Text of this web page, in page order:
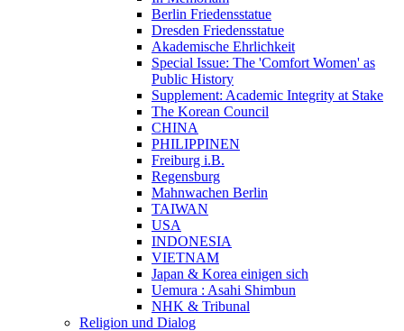
Berlin Friedensstatue
Dresden Friedensstatue
Akademische Ehrlichkeit
Special Issue: The 'Comfort Women' as
Public History
Supplement: Academic Integrity at Stake
The Korean Council
CHINA
PHILIPPINEN
Freiburg i.B.
Regensburg
Mahnwachen Berlin
TAIWAN
USA
INDONESIA
VIETNAM
Japan & Korea einigen sich
Uemura : Asahi Shimbun
NHK & Tribunal
Religion und Dialog